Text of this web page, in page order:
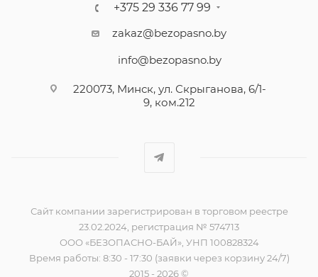
+375 29 336 77 99
zakaz@bezopasno.by
info@bezopasno.by
220073, Минск, ул. Скрыганова, 6/1-
9, ком.212
Сайт компании зарегистрирован в торговом реестре
23.02.2024, регистрация № 574713
ООО «БЕЗОПАСНО-БАЙ», УНП 100828324
Время работы: 8:30 - 17:30 (заявки через корзину 24/7)
2015 - 2026 ©